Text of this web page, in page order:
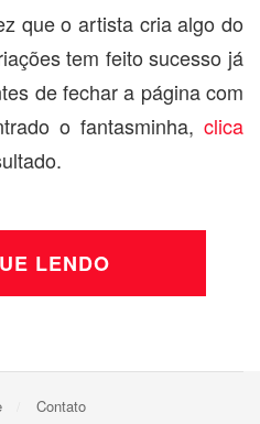
que o artista cria algo do
tem feito sucesso já
de fechar a página com
o fantasminha, clica
LENDO
Contato